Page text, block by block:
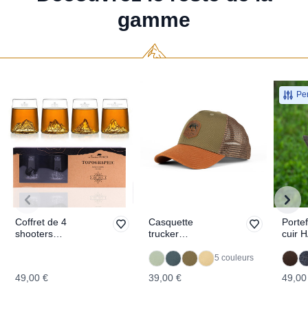
gamme
Coffret de 4
shooters
49,00 €
Casquette
trucker
5 couleurs
39,00 €
cuir